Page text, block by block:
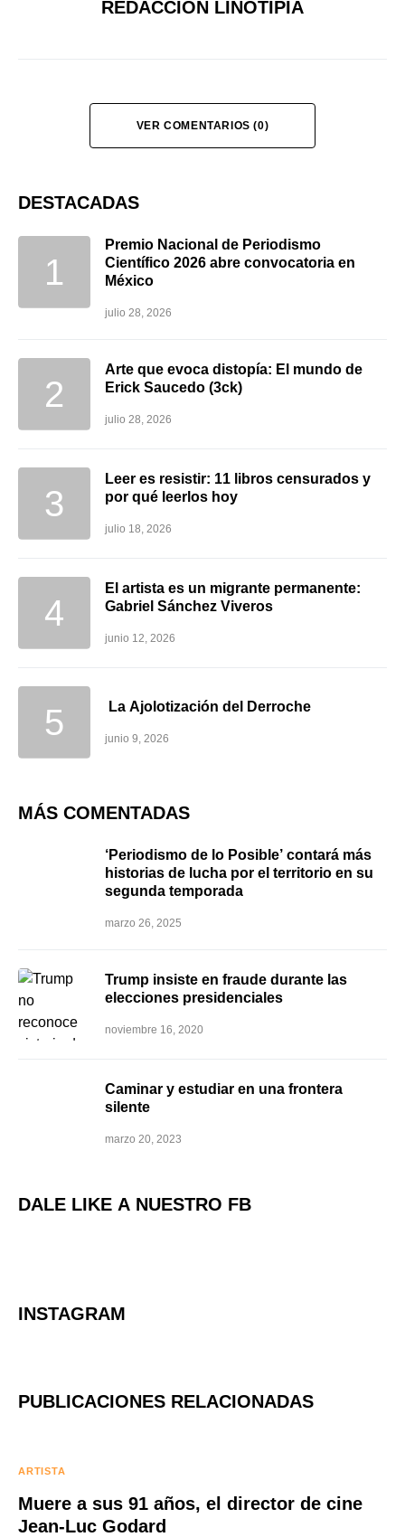
REDACCIÓN LINOTIPIA
VER COMENTARIOS (0)
DESTACADAS
Premio Nacional de Periodismo
Científico 2026 abre convocatoria en
México
julio 28, 2026
Arte que evoca distopía: El mundo de
Erick Saucedo (3ck)
julio 28, 2026
Leer es resistir: 11 libros censurados y
por qué leerlos hoy
julio 18, 2026
El artista es un migrante permanente:
Gabriel Sánchez Viveros
junio 12, 2026
La Ajolotización del Derroche
junio 9, 2026
MÁS COMENTADAS
‘Periodismo de lo Posible’ contará más
historias de lucha por el territorio en su
segunda temporada
marzo 26, 2025
Trump insiste en fraude durante las
elecciones presidenciales
noviembre 16, 2020
Caminar y estudiar en una frontera
silente
marzo 20, 2023
DALE LIKE A NUESTRO FB
INSTAGRAM
PUBLICACIONES RELACIONADAS
ARTISTA
Muere a sus 91 años, el director de cine
Jean-Luc Godard